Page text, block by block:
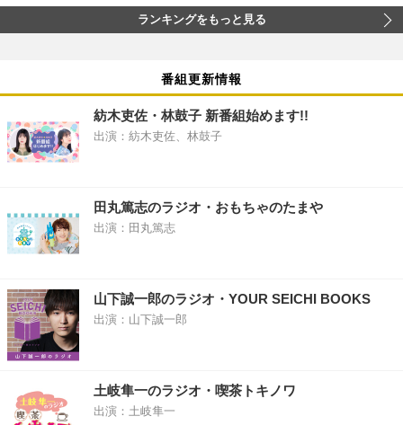
ランキングをもっと見る
番組更新情報
紡木吏佐・林鼓子 新番組始めます!!
出演：紡木吏佐、林鼓子
田丸篤志のラジオ・おもちゃのたまや
出演：田丸篤志
山下誠一郎のラジオ・YOUR SEICHI BOOKS
出演：山下誠一郎
土岐隼一のラジオ・喫茶トキノワ
出演：土岐隼一